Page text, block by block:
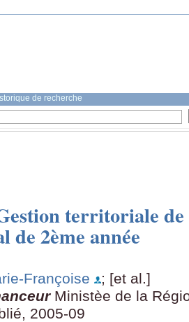
de recherche
territoriale
2ème année
Françoise
; [et al.]
Ministèe de la
2005-09